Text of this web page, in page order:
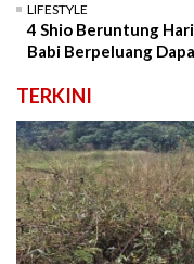
LIFESTYLE
4 Shio Beruntung
Babi Berpeluang
TERKINI